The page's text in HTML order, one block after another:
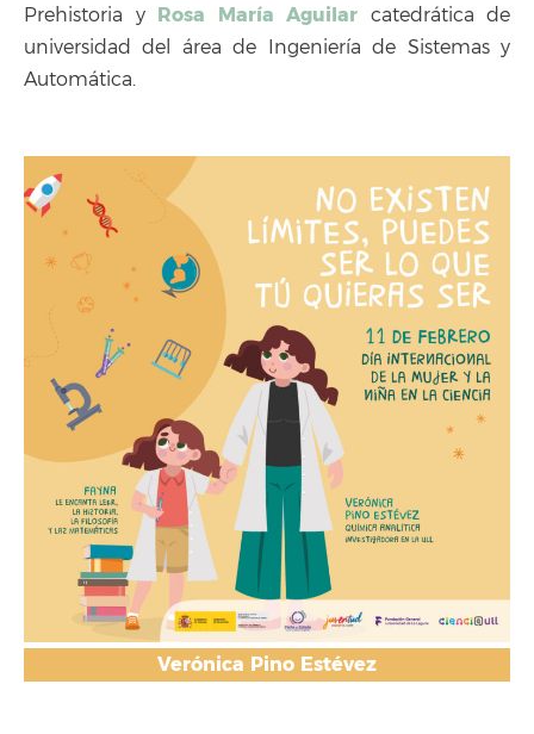
Prehistoria y Rosa María Aguilar catedrática de
universidad del área de Ingeniería de Sistemas y
Automática.
Verónica Pino Estévez